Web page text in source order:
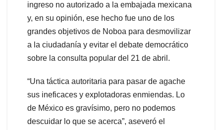
ingreso no autorizado a la embajada mexicana
y, en su opinión, ese hecho fue uno de los
grandes objetivos de Noboa para desmovilizar
a la ciudadanía y evitar el debate democrático
sobre la consulta popular del 21 de abril.
“Una táctica autoritaria para pasar de agache
sus ineficaces y explotadoras enmiendas. Lo
de México es gravísimo, pero no podemos
descuidar lo que se acerca”, aseveró el